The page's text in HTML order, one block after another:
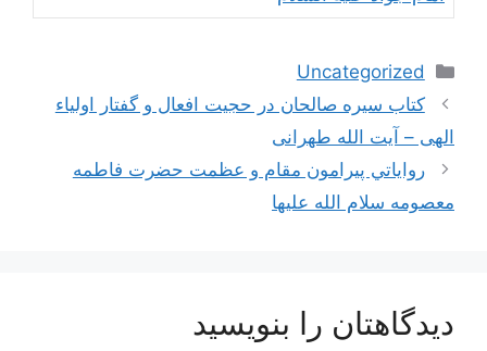
دسته‌ها
Uncategorized
ناوبری
نوشته‌ها
کتاب سیره صالحان در حجیت افعال و گفتار اولیاء
الهی – آیت الله طهرانی
رواياتي پيرامون مقام و عظمت حضرت فاطمه
معصومه سلام الله عليها
دیدگاهتان را بنویسید